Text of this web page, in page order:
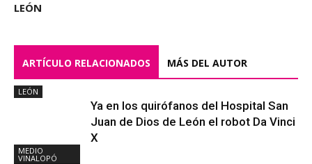
LEÓN
ARTÍCULO RELACIONADOS MÁS DEL AUTOR
LEÓN
Ya en los quirófanos del Hospital San
Juan de Dios de León el robot Da Vinci
X
MEDIO
VINALOPÓ